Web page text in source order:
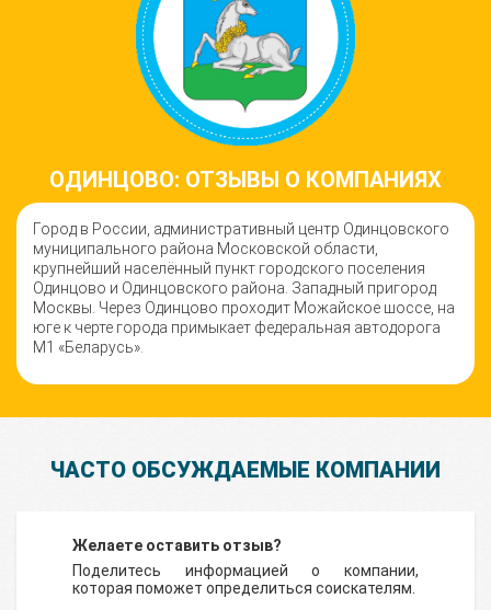
ОДИНЦОВО: ОТЗЫВЫ О КОМПАНИЯХ
Город в России, административный центр Одинцовского
муниципального района Московской области,
крупнейший населённый пункт городского поселения
Одинцово и Одинцовского района. Западный пригород
Москвы. Через Одинцово проходит Можайское шоссе, на
юге к черте города примыкает федеральная автодорога
М1 «Беларусь».
ЧАСТО ОБСУЖДАЕМЫЕ КОМПАНИИ
Желаете оставить отзыв?
Поделитесь информацией о компании,
которая поможет определиться соискателям.